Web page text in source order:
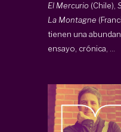
El Mercurio (Chile),
La Montagne
tienen una
ensayo, crónica, ...